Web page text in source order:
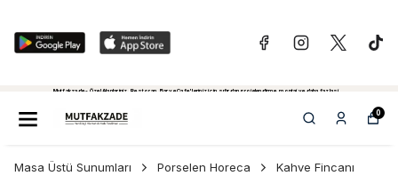
Mutfakzade - Özel Alanlariniz, Restoran, Bar ve Cafe'leriniz için sıfırdan projelendirme, montaj ve daha fazlasi...
0
Masa Üstü Sunumları Porselen Horeca
Kahve Fincanı